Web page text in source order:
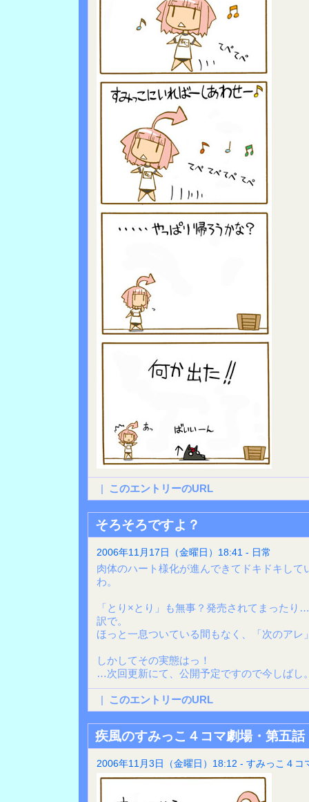
| このエントリーのURL
そろそろですよ？
2006年11月17日（金曜日）18:41 - 日常
肉体のハート様化が進んできてドキドキして
わ。
「とり×とり」も無事？発売されてまった
訳で。
ほっと一息ついている間もなく、「次のアレ
しかしてその実態はっ！
…次回更新にて、公開予定ですので今しばし
| このエントリーのURL
疾風のすみっこ４コマ劇場・第五
2006年11月3日（金曜日）18:12 - すみっこ４コ